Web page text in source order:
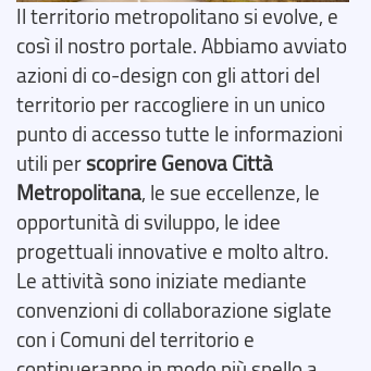
Il territorio metropolitano si evolve, e
così il nostro portale. Abbiamo avviato
azioni di co-design con gli attori del
territorio per raccogliere in un unico
punto di accesso tutte le informazioni
utili perscoprire Genova Città
Metropolitana, le sue eccellenze, le
opportunità di sviluppo, le idee
progettuali innovative e molto altro.
Le attività sono iniziate mediante
convenzioni di collaborazione siglate
con i Comuni del territorio e